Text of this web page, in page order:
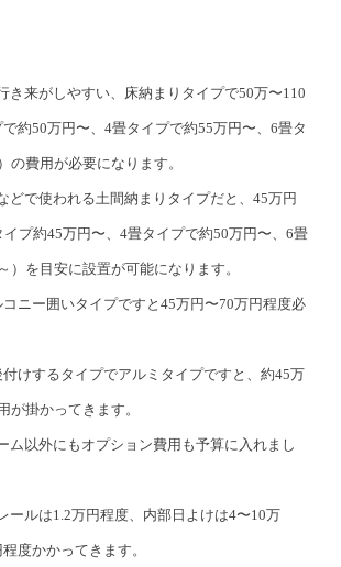
き来がしやすい、床納まりタイプで50万〜110
約50万円〜、4畳タイプで約55万円〜、6畳タ
の費用が必要になります。
どで使われる土間納まりタイプだと、45万円
プ約45万円〜、4畳タイプで約50万円〜、6畳
）を目安に設置が可能になります。
ニー囲いタイプですと45万円〜70万円程度必
けするタイプでアルミタイプですと、約45万
が掛かってきます。
ム以外にもオプション費用も予算に入れまし
ールは1.2万円程度、内部日よけは4〜10万
度かかってきます。